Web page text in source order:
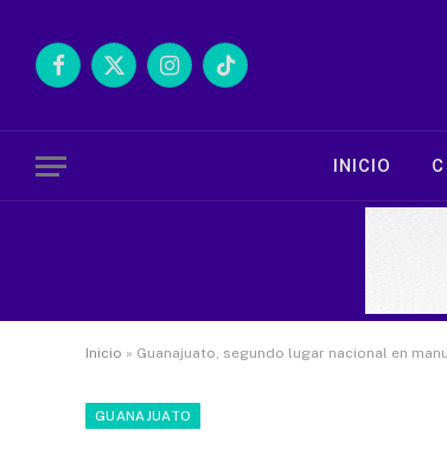
Facebook
X
InstagramTikTok
INICIO
Inicio » Guanajuato, segundo lugar nacional en
GUANAJUATO